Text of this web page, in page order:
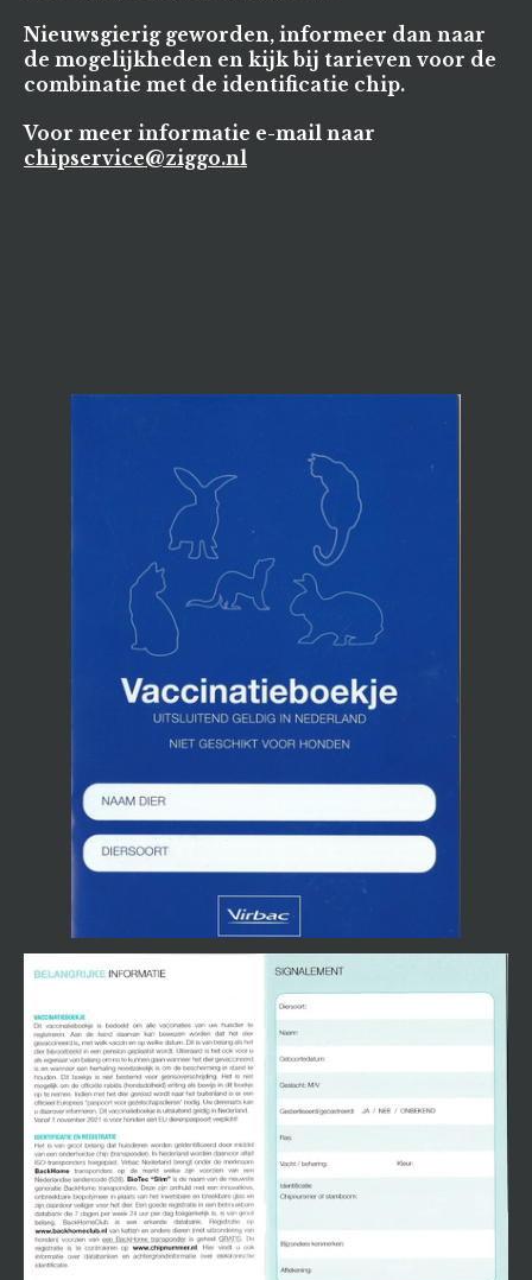
Nieuwsgierig geworden, informeer dan naar
de mogelijkheden en kijk bij tarieven voor de
combinatie met de identificatie chip.
Voor meer informatie e-mail naar
chipservice@ziggo.nl